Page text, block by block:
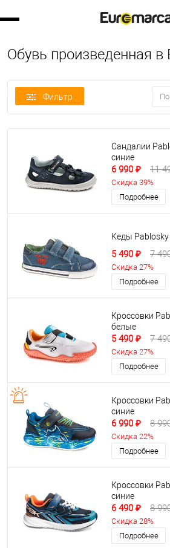
Обувь произведенная в
Фильтр По
Сандалии
синие
6 990 ₽ 11
Скидка 39%
Подробнее
Кеды
5 490 ₽ 7
Скидка 27%
Подробнее
Кроссовки
белые
5 490 ₽ 7
Скидка 27%
Подробнее
Кроссовки
синие
6 990 ₽ 8
Скидка 22%
Подробнее
Кроссовки
синие
6 490 ₽ 8
Скидка 28%
Подробнее